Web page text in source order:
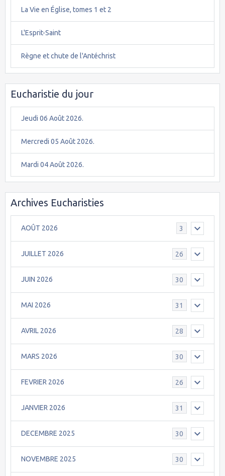
La Vie en Église, tomes 1 et 2
L'Esprit-Saint
Règne et chute de l'Antéchrist
Eucharistie du jour
Jeudi 06 Août 2026.
Mercredi 05 Août 2026.
Mardi 04 Août 2026.
Archives Eucharisties
AOÛT 2026 3
JUILLET 2026 26
JUIN 2026 30
MAI 2026 31
AVRIL 2026 28
MARS 2026 30
FEVRIER 2026 26
JANVIER 2026 31
DECEMBRE 2025 30
NOVEMBRE 2025 30